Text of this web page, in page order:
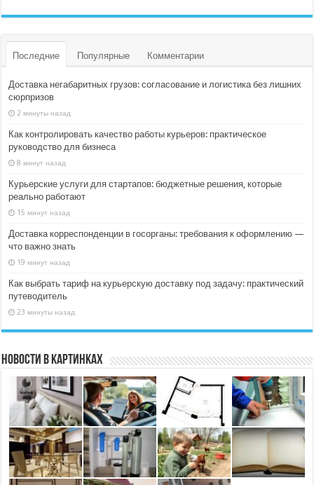
Последние Популярные Комментарии
Доставка негабаритных грузов: согласование и логистика без лишних
сюрпризов
2 минуты назад
Как контролировать качество работы курьеров: практическое
руководство для бизнеса
8 минут назад
Курьерские услуги для стартапов: бюджетные решения, которые
реально работают
15 минут назад
Доставка корреспонденции в госорганы: требования к оформлению —
что важно знать
19 минут назад
Как выбрать тариф на курьерскую доставку под задачу: практический
путеводитель
23 минуты назад
Новости в картинках